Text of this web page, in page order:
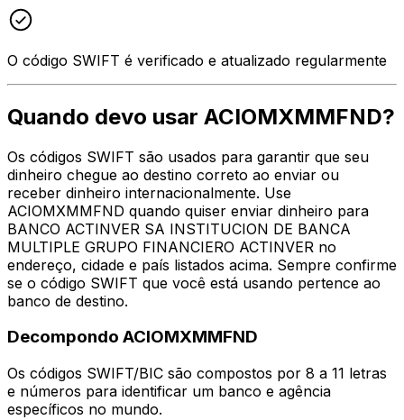
O código SWIFT é verificado e atualizado regularmente
Quando devo usar ACIOMXMMFND?
Os códigos SWIFT são usados para garantir que seu
dinheiro chegue ao destino correto ao enviar ou
receber dinheiro internacionalmente. Use
ACIOMXMMFND quando quiser enviar dinheiro para
BANCO ACTINVER SA INSTITUCION DE BANCA
MULTIPLE GRUPO FINANCIERO ACTINVER no
endereço, cidade e país listados acima. Sempre confirme
se o código SWIFT que você está usando pertence ao
banco de destino.
Decompondo ACIOMXMMFND
Os códigos SWIFT/BIC são compostos por 8 a 11 letras
e números para identificar um banco e agência
específicos no mundo.